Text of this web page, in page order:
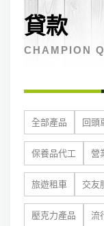
貸款
CHAMPION
全部產品 回頭
保養品代工 營
旅遊租車 交友
壓克力產品 流